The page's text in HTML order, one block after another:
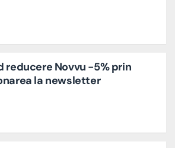
reducere Novvu -5% prin
la newsletter